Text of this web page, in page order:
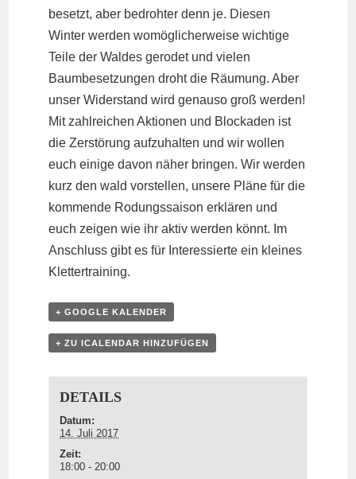
besetzt, aber bedrohter denn je. Diesen
Winter werden womöglicherweise wichtige
Teile der Waldes gerodet und vielen
Baumbesetzungen droht die Räumung. Aber
unser Widerstand wird genauso groß werden!
Mit zahlreichen Aktionen und Blockaden ist
die Zerstörung aufzuhalten und wir wollen
euch einige davon näher bringen. Wir werden
kurz den wald vorstellen, unsere Pläne für die
kommende Rodungssaison erklären und
euch zeigen wie ihr aktiv werden könnt. Im
Anschluss gibt es für Interessierte ein kleines
Klettertraining.
+ GOOGLE KALENDER
+ ZU ICALENDAR HINZUFÜGEN
DETAILS
Datum:
14. Juli 2017
Zeit:
18:00 - 20:00